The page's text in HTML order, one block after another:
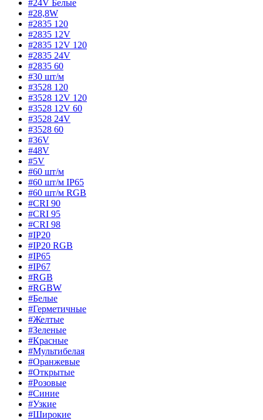
#24V Белые
#28,8W
#2835 120
#2835 12V
#2835 12V 120
#2835 24V
#2835 60
#30 шт/м
#3528 120
#3528 12V 120
#3528 12V 60
#3528 24V
#3528 60
#36V
#48V
#5V
#60 шт/м
#60 шт/м IP65
#60 шт/м RGB
#CRI 90
#CRI 95
#CRI 98
#IP20
#IP20 RGB
#IP65
#IP67
#RGB
#RGBW
#Белые
#Герметичные
#Желтые
#Зеленые
#Красные
#Мультибелая
#Оранжевые
#Открытые
#Розовые
#Синие
#Узкие
#Широкие